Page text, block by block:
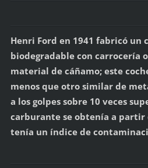
Henri Ford en 1941 fabricó un
biodegradable con carrocería
material de cáñamo; este
menos que otro similar de
a los golpes sobre 10 veces
carburante se obtenía a partir
tenía un índice de